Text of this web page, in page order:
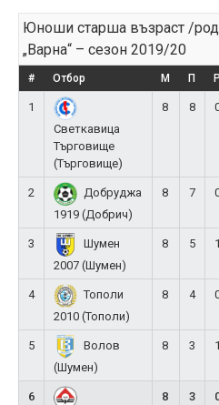
Юноши старша възраст /
„Варна“ – сезон 2019/20
# Отбор М П Р
1
Светкавица
Търговище
(Търговище)
8 8
2
Добруджа
1919 (Добрич)
8 7
3
Шумен
2007 (Шумен)
8 5 1
4
Тополи
2010 (Тополи)
8 4
5
Волов
(Шумен)
8 3 1
6
8 3